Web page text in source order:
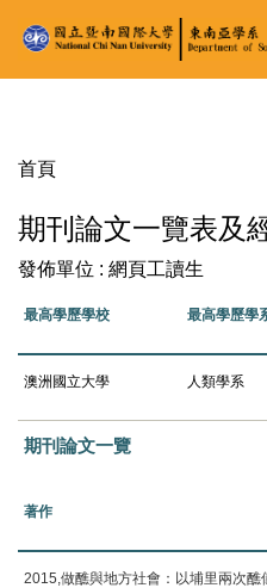
到
主
容
首頁
期刊論文一覽表及
發佈單位 : 網頁工讀生
最高學歷學校 最高學歷學
澳洲國立大學 人類學系
期刊論文一覽
著作
2015,做醮與地方社會：以埔里兩次醮